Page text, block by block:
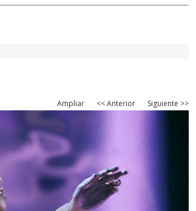
Ampliar << Anterior Siguiente >>